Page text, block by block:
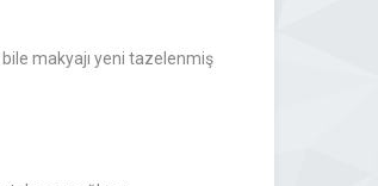
makyajı yeni tazelenmiş